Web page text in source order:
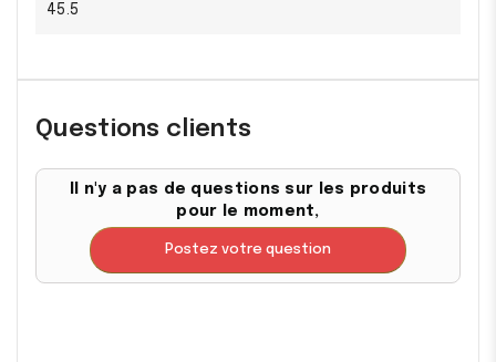
45.5
Questions clients
Il n'y a pas de questions sur les produits
pour le moment,
Postez votre question